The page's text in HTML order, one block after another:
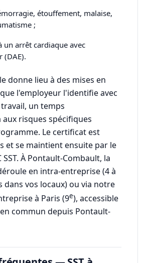
étouffement, malaise,
;
un arrêt cardiaque avec
(DAE).
donne lieu à des mises en
l'employeur l'identifie avec
un temps
risques spécifiques
Le certificat est
et se maintient ensuite par le
SST. À Pontault-Combault, la
en intra-entreprise (4 à
dans vos locaux) ou via notre
à Paris (9e), accessible
commun depuis Pontault-